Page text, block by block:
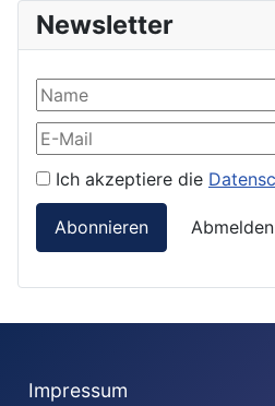
Newsletter
Ich akzeptiere die
Abonnieren Abmelden
Impressum